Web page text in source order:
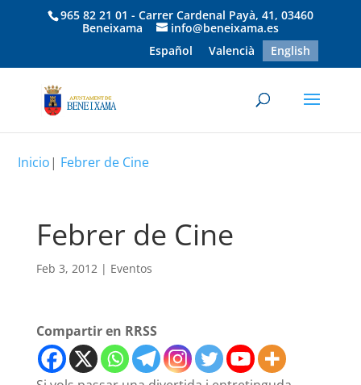
965 82 21 01 - Carrer Cardenal Payà, 41, 03460
Beneixama
info@beneixama.es
Español
Valencià English
Inicio| Febrer de Cine
Febrer de Cine
Feb 3, 2012| Eventos
Compartir en RRSS